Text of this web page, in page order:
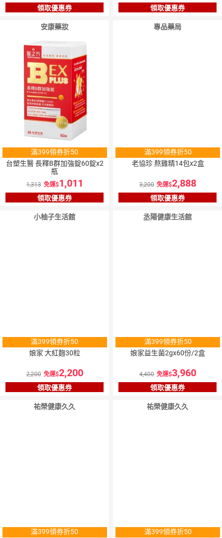
領取優惠券 領取優惠券
安康藥妝
滿399領券折50
台塑生醫 長釋B群加強錠60錠x2
瓶
1,313 免運 1,011
領取優惠券
專品藥局
滿399領券折50
老協珍 熬雞精14包x2盒
3,200 免運 2,888
領取優惠券
小柚子生活館
滿399領券折50
娘家 大紅麴30粒
2,200 免運 2,200
領取優惠券
丞陽健康生活館
滿399領券折50
娘家益生菌2gx60份/2盒
4,400 免運 3,960
領取優惠券
祐榮健康久久
滿399領券折50
祐榮健康久久
滿399領券折50